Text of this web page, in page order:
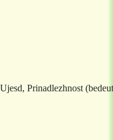
Prinadlezhnost